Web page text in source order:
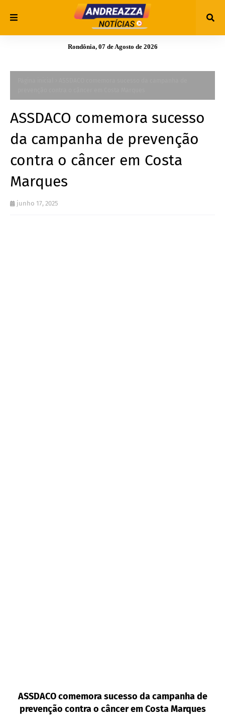
Rondônia, 07 de Agosto de 2026
ASSDACO comemora sucesso
da campanha de prevenção
contra o câncer em Costa
Marques
junho 17, 2025
ASSDACO comemora sucesso da campanha de
prevenção contra o câncer em Costa Marques